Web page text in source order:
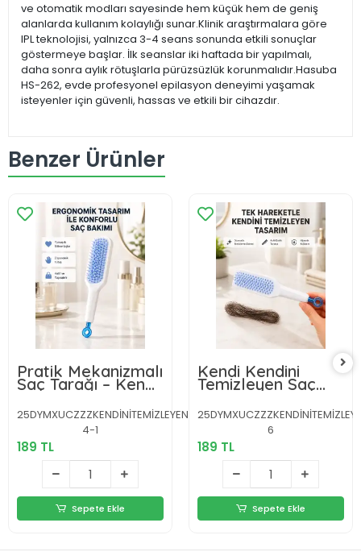
ve otomatik modları sayesinde hem küçük hem de geniş
alanlarda kullanım kolaylığı sunar.Klinik araştırmalara göre
IPL teknolojisi, yalnızca 3-4 seans sonunda etkili sonuçlar
göstermeye başlar. İlk seanslar iki haftada bir yapılmalı,
daha sonra aylık rötuşlarla pürüzsüzlük korunmalıdır.Hasuba
HS-262, evde profesyonel epilasyon deneyimi yaşamak
isteyenler için güvenli, hassas ve etkili bir cihazdır.
Benzer Ürünler
Pratik Mekanizmalı
Saç Tarağı – Kendi
Kendini Temizler,
Taşınabilir
25DYMXUCZZZKENDİNİTEMİZLEYENTARAKKKK-
4-1
189 TL
Sepete Ekle
Kendi Kendini
Temizleyen Saç
Tarağı – Anti-
Statik, Silikon
Uçlu, ABS
Malzeme, 22x4 cm
6
189 TL
Sepete Ekle